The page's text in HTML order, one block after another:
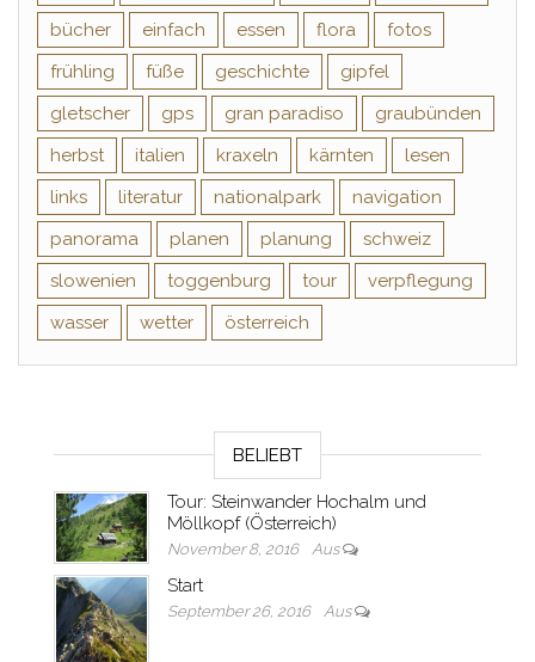
bücher
einfach essen flora
fotos
frühling
füße geschichte
gipfel
gletscher
gps gran paradiso
graubünden
herbst
italien kraxeln kärnten
lesen
links
literatur nationalpark
navigation
panorama
planen planung
schweiz
slowenien
toggenburg tour
verpflegung
wasser
wetter österreich
BELIEBT
Tour: Steinwander Hochalm und
Möllkopf (Österreich)
November 8, 2016 Aus
Start
September 26, 2016 Aus